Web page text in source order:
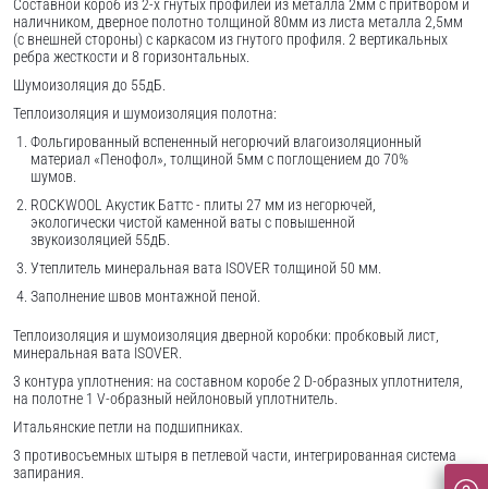
Составной короб из 2-х гнутых профилей из металла 2мм с притвором и
наличником, дверное полотно толщиной 80мм из листа металла 2,5мм
(с внешней стороны) c каркасом из гнутого профиля. 2 вертикальных
ребра жесткости и 8 горизонтальных.
Шумоизоляция до 55дБ.
Теплоизоляция и шумоизоляция полотна:
Фольгированный вспененный негорючий влагоизоляционный
материал «Пенофол», толщиной 5мм с поглощением до 70%
шумов.
ROCKWOOL Акустик Баттс - плиты 27 мм из негорючей,
экологически чистой каменной ваты с повышенной
звукоизоляцией 55дБ.
Утеплитель минеральная вата ISOVER толщиной 50 мм.
Заполнение швов монтажной пеной.
Теплоизоляция и шумоизоляция дверной коробки: пробковый лист,
минеральная вата ISOVER.
3 контура уплотнения: на составном коробе 2 D-образных уплотнителя,
на полотне 1 V-образный нейлоновый уплотнитель.
Итальянские петли на подшипниках.
3 противосъемных штыря в петлевой части, интегрированная система
запирания.